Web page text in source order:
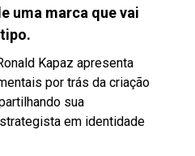
uma marca que vai
Kapaz apresenta
por trás da criação
sua
em identidade